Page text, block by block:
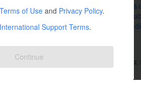
テクノロジー・ガジェット
映像・映画
ビジネス・起業
まちづくり・地域活性化
Terms of Use and Privacy Policy.
International Support Terms.
Continue
hit-
プロジェクト プロジ